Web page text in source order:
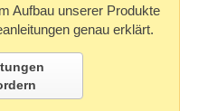
Aufbau unserer Produkte
genau erklärt.